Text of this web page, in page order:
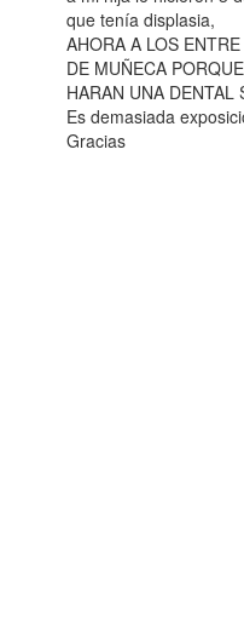
que tenía displasia,
AHORA A LOS
DE MUÑECA
HARAN UNA DENTAL
Es demasiada
Gracias